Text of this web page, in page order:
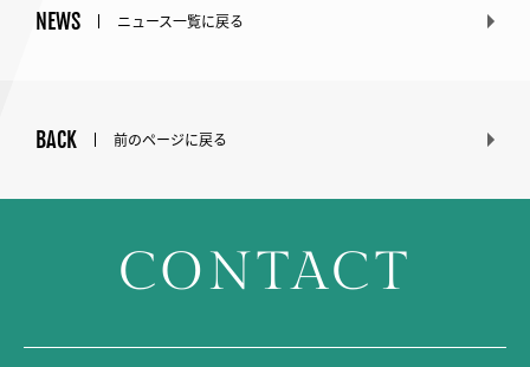
NEWS ニュース一覧に戻る
BACK 前のページに戻る
CONTACT